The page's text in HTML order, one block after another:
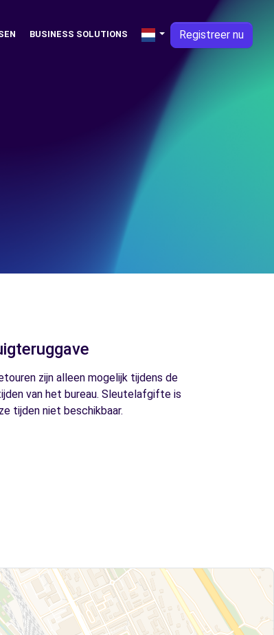
BUSINESS SOLUTIONS Registreer nu
zijn alleen mogelijk tijdens de
van het bureau. Sleutelafgifte is
tijden niet beschikbaar.